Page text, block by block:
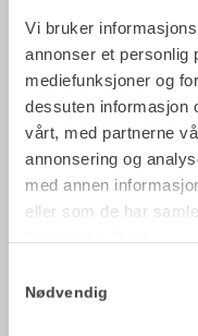
Vi bruker
annonser et personlig
mediefunksjoner og
dessuten informasjon
vårt, med partnerne
annonsering og
med annen
eller som de har
Nødvendigerfarne